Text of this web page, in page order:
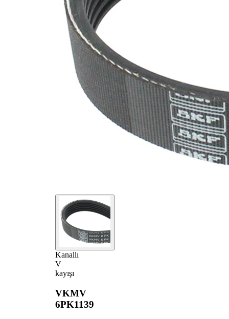
Kanallı
V
kayışı
VKMV
6PK1139
SVHC
maddesi
mevcut
Kayış
malzemesi
EPDM
(Etilen
Propilen
Dien
Kauçuk)